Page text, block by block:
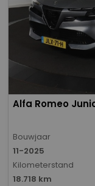
Alfa Romeo
Bouwjaar
11-2025
Kilometerstand
18.718 km